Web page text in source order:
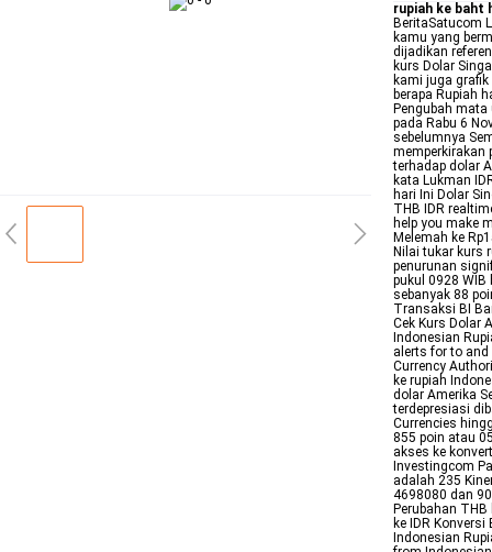
rupiah ke baht
BeritaSatucom
kamu yang
dijadikan
kurs Dolar
kami juga
berapa Rupiah
Pengubah
pada Rabu 6
sebelumnya
memperkirakan
terhadap dolar
kata Lukman
hari Ini Dolar
THB IDR
help you make
Melemah ke
Nilai tukar kurs
penurunan
pukul 0928 WIB
sebanyak 88
Transaksi BI
Cek Kurs Dolar
Indonesian
alerts for to
Currency
ke rupiah
dolar Amerika
terdepresiasi
Currencies
855 poin atau
akses ke
Investingcom
adalah 235
4698080 dan
Perubahan
ke IDR
Indonesian